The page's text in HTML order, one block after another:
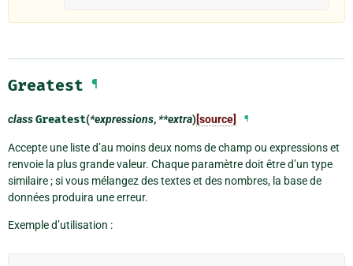
Greatest ¶
classGreatest(*expressions,**extra)[source] ¶
Accepte une liste d’au moins deux noms de champ ou expressions et
renvoie la plus grande valeur. Chaque paramètre doit être d’un type
similaire ; si vous mélangez des textes et des nombres, la base de
données produira une erreur.
Exemple d’utilisation :